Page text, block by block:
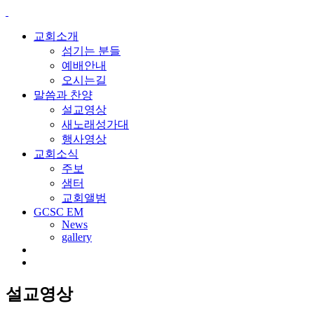
교회소개
섬기는 분들
예배안내
오시는길
말씀과 찬양
설교영상
새노래성가대
행사영상
교회소식
주보
샘터
교회앨범
GCSC EM
News
gallery
설교영상